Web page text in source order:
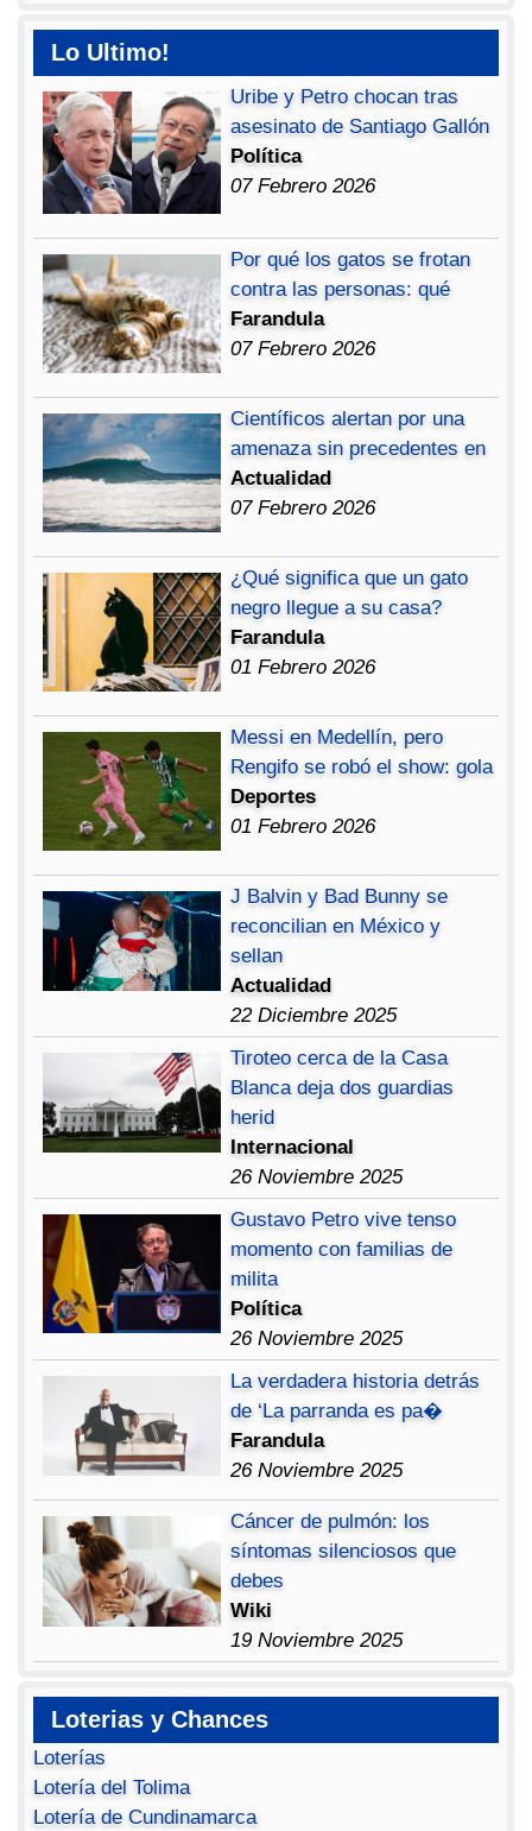
Lo Ultimo!
Uribe y Petro chocan tras
asesinato de Santiago Gallón
Política
07 Febrero 2026
Por qué los gatos se frotan
contra las personas: qué
Farandula
07 Febrero 2026
Científicos alertan por una
amenaza sin precedentes en
Actualidad
07 Febrero 2026
¿Qué significa que un gato
negro llegue a su casa?
Farandula
01 Febrero 2026
Messi en Medellín, pero
Rengifo se robó el show: gola
Deportes
01 Febrero 2026
J Balvin y Bad Bunny se
reconcilian en México y
sellan
Actualidad
22 Diciembre 2025
Tiroteo cerca de la Casa
Blanca deja dos guardias
herid
Internacional
26 Noviembre 2025
Gustavo Petro vive tenso
momento con familias de
milita
Política
26 Noviembre 2025
La verdadera historia detrás
de ‘La parranda es pa�
Farandula
26 Noviembre 2025
Cáncer de pulmón: los
síntomas silenciosos que
debes
Wiki
19 Noviembre 2025
Loterias y Chances
Loterías
Lotería del Tolima
Lotería de Cundinamarca